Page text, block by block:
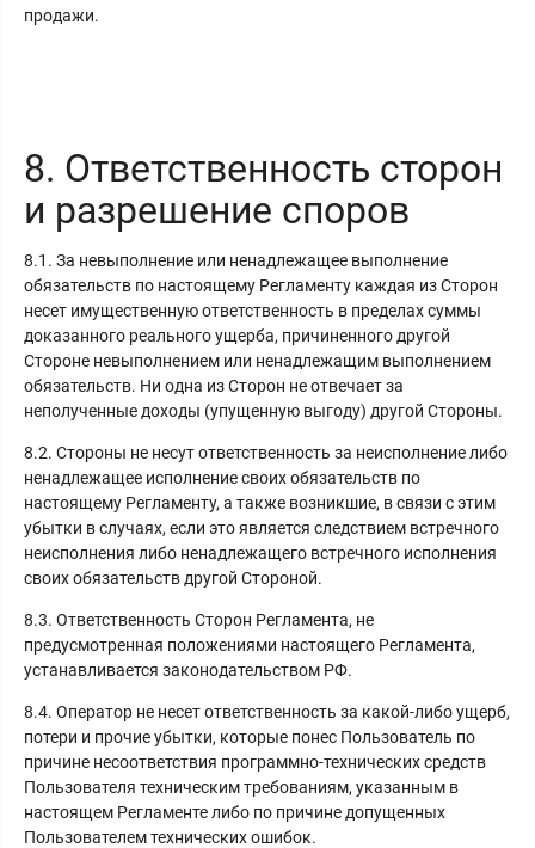
продажи.
8. Ответственность сторон
и разрешение споров
8.1. За невыполнение или ненадлежащее выполнение
обязательств по настоящему Регламенту каждая из Сторон
несет имущественную ответственность в пределах суммы
доказанного реального ущерба, причиненного другой
Стороне невыполнением или ненадлежащим выполнением
обязательств. Ни одна из Сторон не отвечает за
неполученные доходы (упущенную выгоду) другой Стороны.
8.2. Стороны не несут ответственность за неисполнение либо
ненадлежащее исполнение своих обязательств по
настоящему Регламенту, а также возникшие, в связи с этим
убытки в случаях, если это является следствием встречного
неисполнения либо ненадлежащего встречного исполнения
своих обязательств другой Стороной.
8.3. Ответственность Сторон Регламента, не
предусмотренная положениями настоящего Регламента,
устанавливается законодательством РФ.
8.4. Оператор не несет ответственность за какой-либо ущерб,
потери и прочие убытки, которые понес Пользователь по
причине несоответствия программно-технических средств
Пользователя техническим требованиям, указанным в
настоящем Регламенте либо по причине допущенных
Пользователем технических ошибок.